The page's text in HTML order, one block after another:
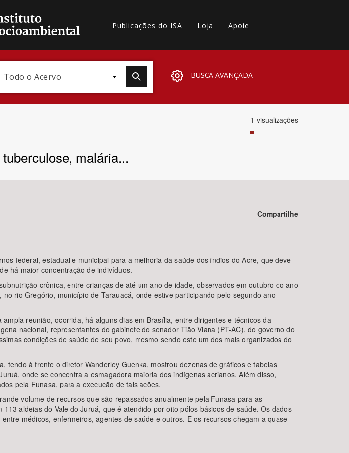
Publicações do ISA Loja Apoie
Todo o Acervo BUSCA AVANÇADA
Área Protegida
BUSCAR
1 visualizações
malária...
Compartilhe
federal, estadual e municipal para a melhoria da saúde dos índios do Acre, que deve
há maior concentração de indivíduos.
crônica, entre crianças de até um ano de idade, observados em outubro do ano
rio Gregório, município de Tarauacá, onde estive participando pelo segundo ano
reunião, ocorrida, há alguns dias em Brasília, entre dirigentes e técnicos da
nacional, representantes do gabinete do senador Tião Viana (PT-AC), do governo do
condições de saúde de seu povo, mesmo sendo este um dos mais organizados do
tendo à frente o diretor Wanderley Guenka, mostrou dezenas de gráficos e tabelas
onde se concentra a esmagadora maioria dos indígenas acrianos. Além disso,
pela Funasa, para a execução de tais ações.
volume de recursos que são repassados anualmente pela Funasa para as
aldeias do Vale do Juruá, que é atendido por oito pólos básicos de saúde. Os dados
médicos, enfermeiros, agentes de saúde e outros. E os recursos chegam a quase